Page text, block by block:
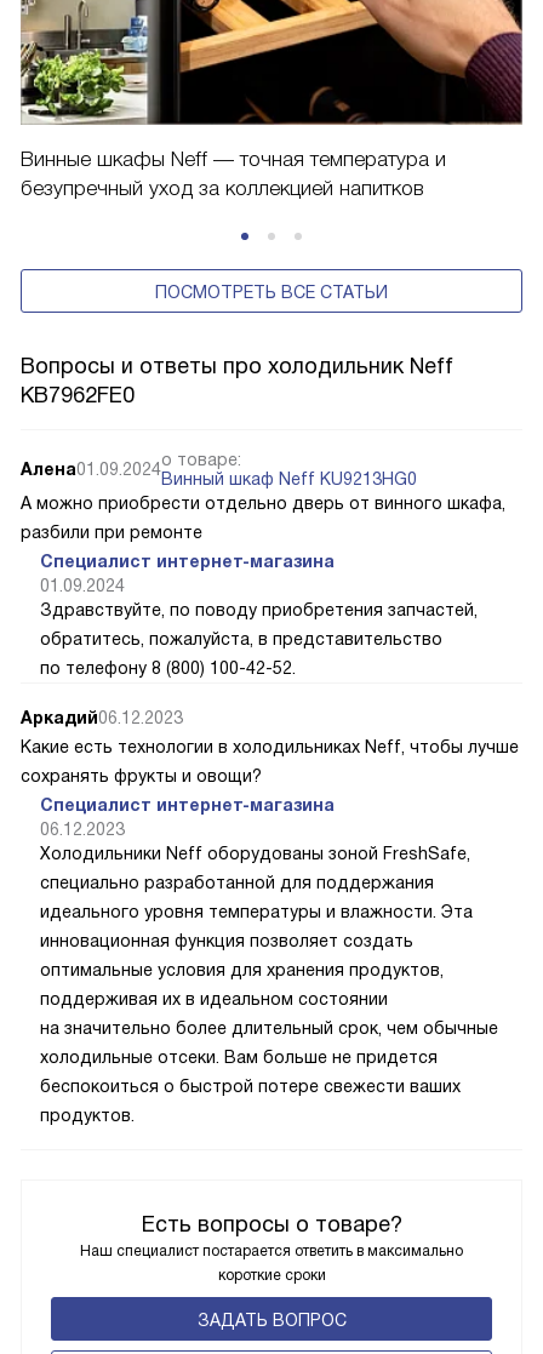
Винные шкафы Neff — точная температура и
безупречный уход за коллекцией напитков
ПОСМОТРЕТЬ ВСЕ СТАТЬИ
Вопросы и ответы про холодильник Neff
KB7962FE0
Есть вопросы о товаре?
Наш специалист постарается ответить в максимально
короткие сроки
ЗАДАТЬ ВОПРОС
Алена01.09.2024о товаре:
Винный шкаф Neff KU9213HG0
А можно приобрести отдельно дверь от винного шкафа,
разбили при ремонте
Специалист интернет-магазина
01.09.2024
Здравствуйте, по поводу приобретения запчастей,
обратитесь, пожалуйста, в представительство
по телефону 8 (800) 100-42-52.
Аркадий06.12.2023
Какие есть технологии в холодильниках Neff, чтобы лучше
сохранять фрукты и овощи?
Специалист интернет-магазина
06.12.2023
Холодильники Neff оборудованы зоной FreshSafe,
специально разработанной для поддержания
идеального уровня температуры и влажности. Эта
инновационная функция позволяет создать
оптимальные условия для хранения продуктов,
поддерживая их в идеальном состоянии
на значительно более длительный срок, чем обычные
холодильные отсеки. Вам больше не придется
беспокоиться о быстрой потере свежести ваших
продуктов.